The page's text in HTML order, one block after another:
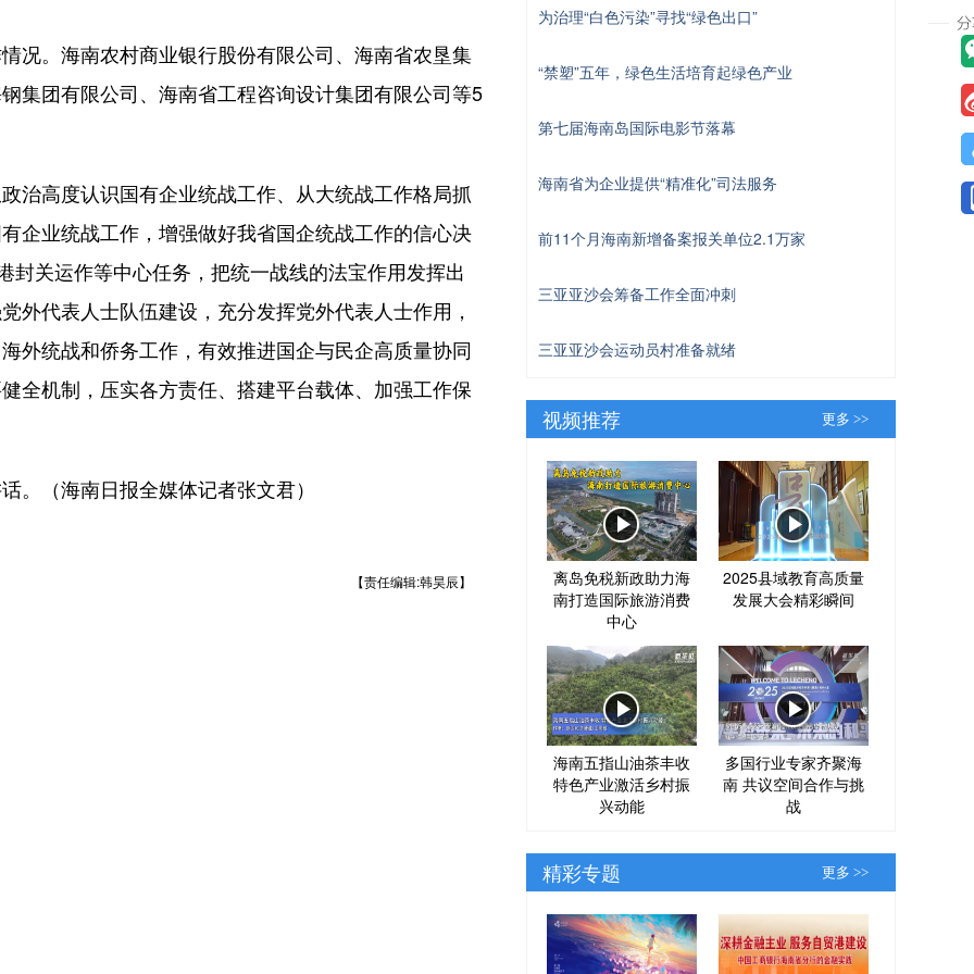
。海南农村商业银行股份有限公司、海南省农垦集
集团有限公司、海南省工程咨询设计集团有限公司等5
高度认识国有企业统战工作、从大统战工作格局抓
企业统战工作，增强做好我省国企统战工作的信心决
封关运作等中心任务，把统一战线的法宝作用发挥出
外代表人士队伍建设，充分发挥党外代表人士作用，
外统战和侨务工作，有效推进国企与民企高质量协同
全机制，压实各方责任、搭建平台载体、加强工作保
（海南日报全媒体记者张文君）
【责任编辑:韩昊辰】
为治理“白色污染”寻找“绿色出口”
“禁塑”五年，绿色生活培育起绿色产业
第七届海南岛国际电影节落幕
海南省为企业提供“精准化”司法服务
前11个月海南新增备案报关单位2.1万家
三亚亚沙会筹备工作全面冲刺
三亚亚沙会运动员村准备就绪
视频推荐 更多 >>
离岛免税新政助力海
南打造国际旅游消费
中心
2025县域教育高质量
发展大会精彩瞬间
海南五指山油茶丰收
特色产业激活乡村振
兴动能
多国行业专家齐聚海
南 共议空间合作与挑
战
精彩专题 更多 >>